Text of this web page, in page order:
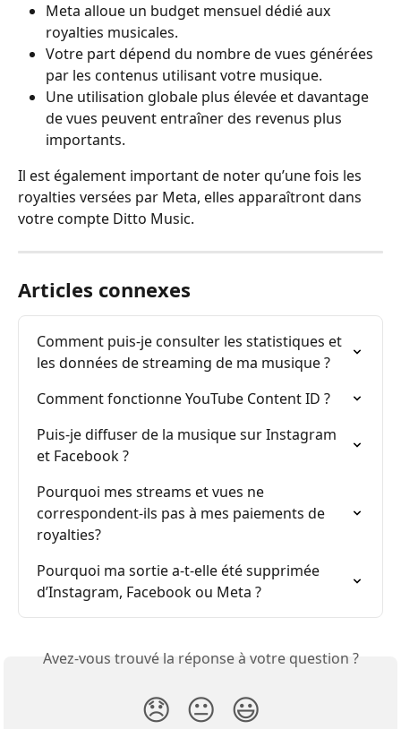
Meta alloue un budget mensuel dédié aux
royalties musicales.
Votre part dépend du nombre de vues générées
par les contenus utilisant votre musique.
Une utilisation globale plus élevée et davantage
de vues peuvent entraîner des revenus plus
importants.
Il est également important de noter qu’une fois les
royalties versées par Meta, elles apparaîtront dans
votre compte Ditto Music.
Articles connexes
Comment puis-je consulter les statistiques et
les données de streaming de ma musique ?
Comment fonctionne YouTube Content ID ?
Puis-je diffuser de la musique sur Instagram
et Facebook ?
Pourquoi mes streams et vues ne
correspondent-ils pas à mes paiements de
royalties?
Pourquoi ma sortie a-t-elle été supprimée
d’Instagram, Facebook ou Meta ?
Avez-vous trouvé la réponse à votre question ?
😞 😐 😃